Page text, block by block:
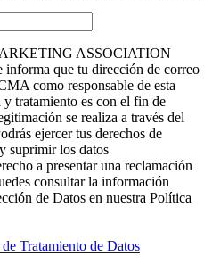
ASSOCIATION
que tu dirección de correo
como responsable de esta
tratamiento es con el fin de
se realiza a través del
ejercer tus derechos de
suprimir los datos
a presentar una reclamación
consultar la información
de Datos en nuestra Política
Tratamiento de Datos